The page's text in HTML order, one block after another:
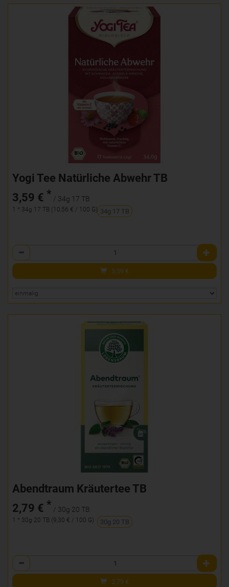
Yogi Tee Natürliche Abwehr TB
3,59 € * / 34g 17 TB
1 * 34g 17 TB (10,56 € / 100 G) 34g 17 TB
Anzahl
3,59 €
Abendtraum Kräutertee TB
2,79 € * / 30g 20 TB
1 * 30g 20 TB (9,30 € / 100 G) 30g 20 TB
Anzahl
2,79 €